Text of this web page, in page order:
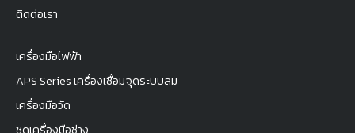
ติดต่อเรา
เครื่องมือไฟฟ้า
APS Series เครื่องเชื่อมจุดระบบลม
เครื่องมือวัด